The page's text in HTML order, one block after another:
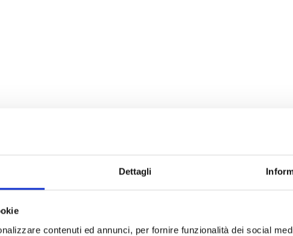
Dettagli
contenuti ed annunci, per fornire funzionalità dei social